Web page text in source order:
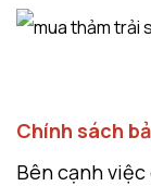
Chính sách
Bên cạnh